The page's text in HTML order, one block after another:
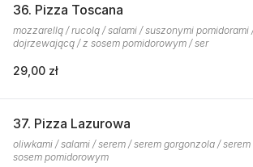
36. Pizza Toscana
mozzarellą / rucolą / salami / suszonymi pomidorami
dojrzewającą / z sosem pomidorowym / ser
29,00 zł
37. Pizza Lazurowa
oliwkami / salami / serem / serem gorgonzola /
sosem pomidorowym